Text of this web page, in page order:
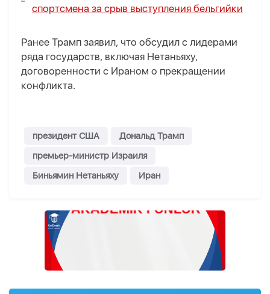
спортсмена за срыв выступления бельгийки
Ранее Трамп заявил, что обсудил с лидерами
ряда государств, включая Нетаньяху,
договоренности с Ираном о прекращении
конфликта.
президент США
Дональд Трамп
премьер-министр Израиля
Биньямин Нетаньяху
Иран